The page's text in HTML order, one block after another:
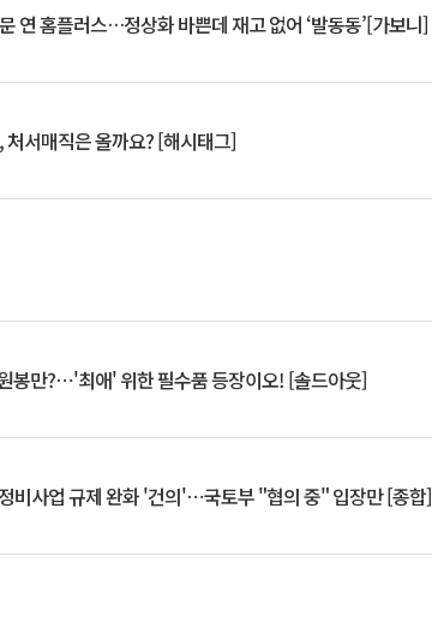
연 홈플러스…정상화 바쁜데 재고 없어 ‘발동동’[가보니]
서매직은 올까요? [해시태그]
봉만?⋯'최애' 위한 필수품 등장이오! [솔드아웃]
비사업 규제 완화 '건의'⋯국토부 "협의 중" 입장만 [종합]